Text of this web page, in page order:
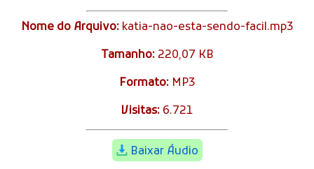
Nome do Arquivo:katia-nao-esta-sendo-facil.mp3
Tamanho:220,07 KB
Formato:MP3
Visitas:6.721
Baixar Áudio